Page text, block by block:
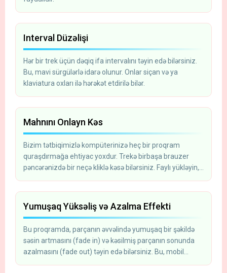
Interval Düzəlişi
Hər bir trek üçün dəqiq ifa intervalını təyin edə bilərsiniz.
Bu, mavi sürgülərlə idarə olunur. Onlar siçan və ya
klaviatura oxları ilə hərəkət etdirilə bilər.
Mahnını Onlayn Kəs
Bizim tətbiqimizlə kompüterinizə heç bir proqram
quraşdırmağa ehtiyac yoxdur. Trekə birbaşa brauzer
pəncərənizdə bir neçə kliklə kəsə bilərsiniz. Faylı yükləyin,
Yumuşaq Yüksəliş və Azalma Effekti
Bu proqramda, parçanın əvvəlində yumuşaq bir şəkildə
səsin artmasını (fade in) və kəsilmiş parçanın sonunda
azalmasını (fade out) təyin edə bilərsiniz. Bu, mobil